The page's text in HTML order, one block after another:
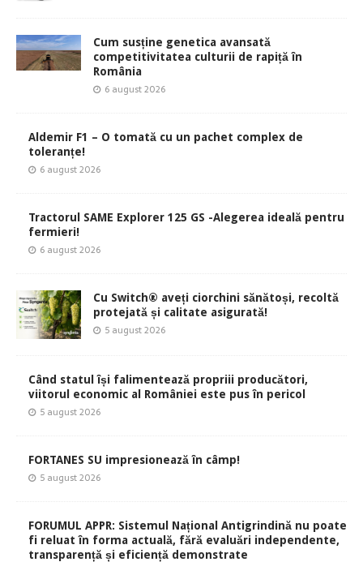
Cum susține genetica avansată
competitivitatea culturii de rapiță în
România
6 august 2026
Aldemir F1 – O tomată cu un pachet complex de
toleranțe!
6 august 2026
Tractorul SAME Explorer 125 GS -Alegerea ideală pentru
fermieri!
6 august 2026
Cu Switch® aveți ciorchini sănătoși, recoltă
protejată și calitate asigurată!
5 august 2026
Când statul își falimentează propriii producători,
viitorul economic al României este pus în pericol
5 august 2026
FORTANES SU impresionează în câmp!
5 august 2026
FORUMUL APPR: Sistemul Național Antigrindină nu poate
fi reluat în forma actuală, fără evaluări independente,
transparență și eficiență demonstrate